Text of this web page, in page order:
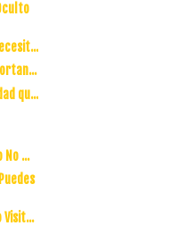
qu...
No ...
Visit...